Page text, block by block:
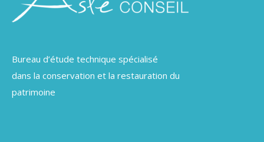
Bureau d’étude technique spécialisé
dans la conservation et la restauration du
patrimoine